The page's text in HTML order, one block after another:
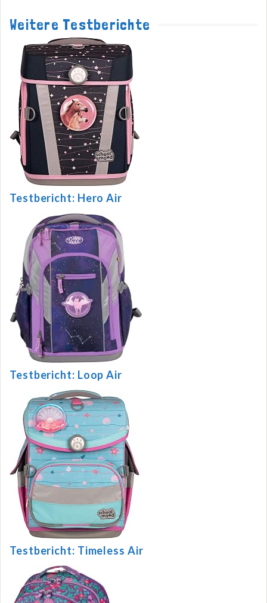
Weitere Testberichte
Testbericht: Hero Air
Testbericht: Loop Air
Testbericht: Timeless Air